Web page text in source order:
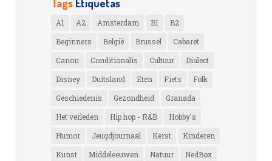
Tags Etiquetas
A1 A2 Amsterdam B1
B2
Beginners
België Brussel
Cabaret
Canon
Conditionalis Cultuur
Dialect
Disney
Duitsland Eten Fiets
Folk
Geschiedenis
Gezondheid
Granada
Het verleden
Hip hop - R&B
Hobby's
Humor
Jeugdjournaal Kerst
Kinderen
Kunst
Middeleeuwen Natuur
NedBox